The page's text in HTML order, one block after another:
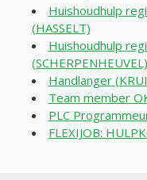
Huishoudhulp
(HASSELT)
Huishoudhulp
(SCHERPENHEUVEL)
Handlanger
Team member
PLC
FLEXIJOB: